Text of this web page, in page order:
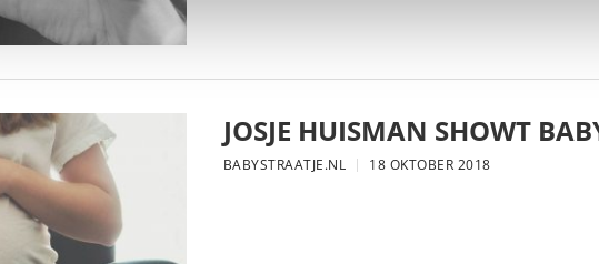
JOSJE HUISMAN SHOWT
BABYSTRAATJE.NL 18 OKTOBER 2018